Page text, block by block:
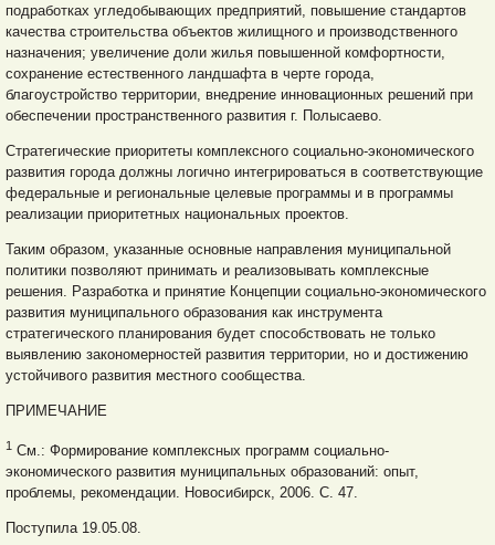
подработках угледобывающих предприятий, повышение стандартов
качества строительства объектов жилищного и производственного
назначения; увеличение доли жилья повышенной комфортности,
сохранение естественного ландшафта в черте города,
благоустройство территории, внедрение инновационных решений при
обеспечении пространственного развития г. Полысаево.
Стратегические приоритеты комплексного социально-экономического
развития города должны логично интегрироваться в соответствующие
федеральные и региональные целевые программы и в программы
реализации приоритетных национальных проектов.
Таким образом, указанные основные направления муниципальной
политики позволяют принимать и реализовывать комплексные
решения. Разработка и принятие Концепции социально-экономического
развития муниципального образования как инструмента
стратегического планирования будет способствовать не только
выявлению закономерностей развития территории, но и достижению
устойчивого развития местного сообщества.
ПРИМЕЧАНИЕ
1 См.: Формирование комплексных программ социально-
экономического развития муниципальных образований: опыт,
проблемы, рекомендации. Новосибирск, 2006. С. 47.
Поступила 19.05.08.